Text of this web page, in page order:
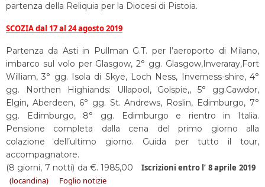
partenza della Reliquia per la Diocesi di Pistoia.
SCOZIA dal 17 al 24 agosto 2019
Partenza da Asti in Pullman G.T. per l’aeroporto di Milano,
imbarco sul volo per Glasgow, 2° gg. Glasgow,Inveraray,Fort
William, 3° gg. Isola di Skye, Loch Ness, Inverness-shire, 4°
gg. Northen Highiands: Ullapool, Golspie,, 5° gg.Cawdor,
Elgin, Aberdeen, 6° gg. St. Andrews, Roslin, Edimburgo, 7°
gg. Edimburgo, 8° gg. Edimburgo e rientro in Italia.
Pensione completa dalla cena del primo giorno alla
colazione dell’ultimo giorno. Guida per tutto il tour,
accompagnatore.
(8 giorni, 7 notti) da €. 1985,00 Iscrizioni entro l’ 8 aprile 2019
(locandina)
Foglio notizie